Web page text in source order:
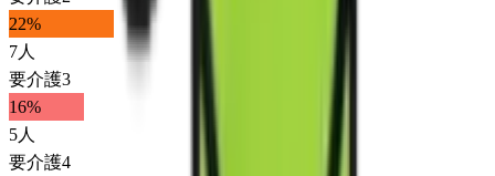
22%
7人
要介護3
16%
5人
要介護4